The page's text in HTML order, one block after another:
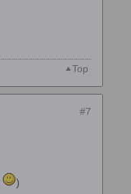
Top
#7
)